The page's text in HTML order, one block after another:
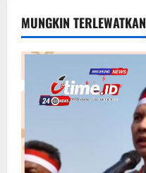
MUNGKIN TERLEWATKAN